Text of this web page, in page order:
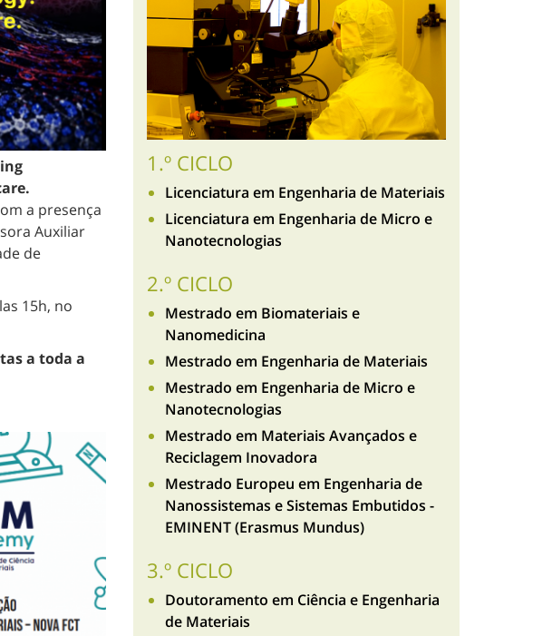
a presença
Auxiliar
de
15h, no
a toda a
1.º CICLO
Licenciatura em Engenharia de Materiais
Licenciatura em Engenharia de Micro e
Nanotecnologias
2.º CICLO
Mestrado em Biomateriais e
Nanomedicina
Mestrado em Engenharia de Materiais
Mestrado em Engenharia de Micro e
Nanotecnologias
Mestrado em Materiais Avançados e
Reciclagem Inovadora
Mestrado Europeu em Engenharia de
Nanossistemas e Sistemas Embutidos -
EMINENT (Erasmus Mundus)
3.º CICLO
Doutoramento em Ciência e Engenharia
de Materiais